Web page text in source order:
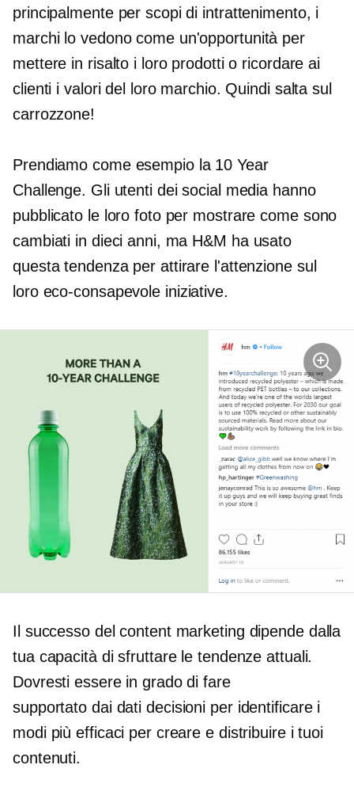
principalmente per scopi di intrattenimento, i
marchi lo vedono come un'opportunità per
mettere in risalto i loro prodotti o ricordare ai
clienti i valori del loro marchio. Quindi salta sul
carrozzone!
Prendiamo come esempio la 10 Year
Challenge. Gli utenti dei social media hanno
pubblicato le loro foto per mostrare come sono
cambiati in dieci anni, ma H&M ha usato
questa tendenza per attirare l'attenzione sul
loro eco-consapevole iniziative.
Il successo del content marketing dipende dalla
tua capacità di sfruttare le tendenze attuali.
Dovresti essere in grado di fare
supportato dai dati decisioni per identificare i
modi più efficaci per creare e distribuire i tuoi
contenuti.